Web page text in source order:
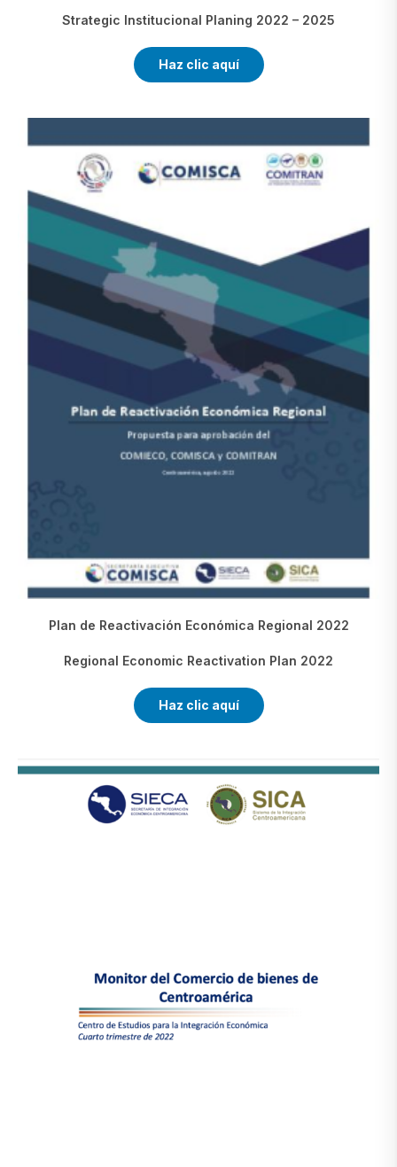
Strategic Institucional Planing 2022 – 2025
Haz clic aquí
Plan de Reactivación Económica Regional 2022
Regional Economic Reactivation Plan 2022
Haz clic aquí